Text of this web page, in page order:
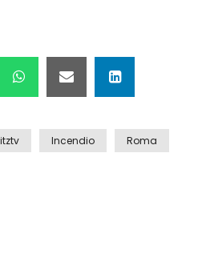
i responsabili del
17enne
Incendio Roma